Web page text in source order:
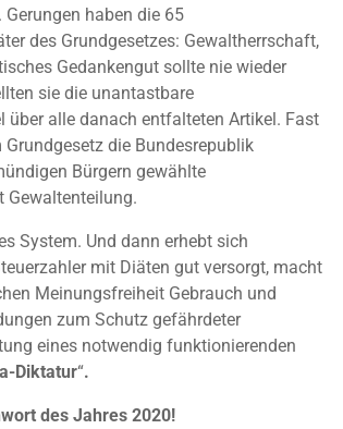
haben die 65
des Grundgesetzes: Gewaltherrschaft,
Gedankengut sollte nie wieder
sie die unantastbare
über alle danach entfalteten Artikel. Fast
die Bundesrepublik
Bürgern gewählte
Gewaltenteilung.
System. Und dann erhebt sich
mit Diäten gut versorgt, macht
Meinungsfreiheit Gebrauch und
zum Schutz gefährdeter
eines notwendig funktionierenden
Diktatur“.
des Jahres 2020!